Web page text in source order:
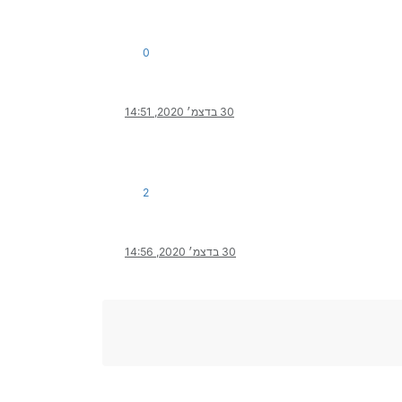
0
30 בדצמ׳ 2020, 14:51
2
30 בדצמ׳ 2020, 14:56